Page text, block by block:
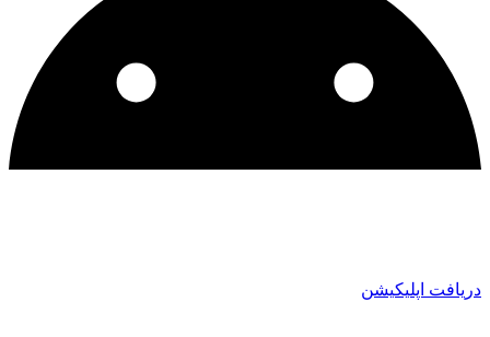
دریافت اپلیکیشن